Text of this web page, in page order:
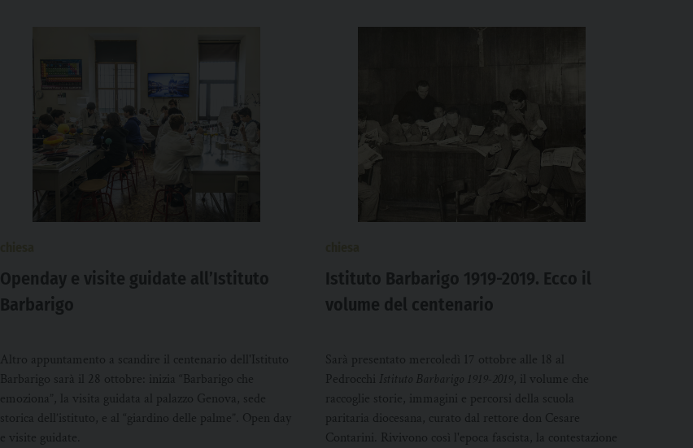
Openday e visite guidate all’Istituto
Barbarigo
Altro appuntamento a scandire il centenario dell'Istituto
Barbarigo sarà il 28 ottobre: inizia “Barbarigo che
emoziona”, la visita guidata al palazzo Genova, sede
storica dell’istituto, e al “giardino delle palme”. Open day
e visite guidate.
Istituto Barbarigo 1919-2019. Ecco il
volume del centenario
Sarà presentato mercoledì 17 ottobre alle 18 al
Pedrocchi Istituto Barbarigo 1919-2019, il volume che
raccoglie storie, immagini e percorsi della scuola
paritaria diocesana, curato dal rettore don Cesare
Contarini. Rivivono così l'epoca fascista, la contestazione